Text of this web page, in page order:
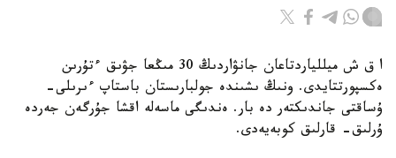
ا ق ش ميللياردتاعان جانۋاردىڭ 30 مىڭعا جۋىق ءتۇرىن
ەكسپورتتايدى. ونىڭ ىشىندە جولبارىستان باستاپ ءىرىلى-
ۇساقتى جاندىكتەر دە بار. ەندىگى ماسەلە اقشا جۇرگەن جەردە
ۇرلىق- قارلىق كوبەيەدى.